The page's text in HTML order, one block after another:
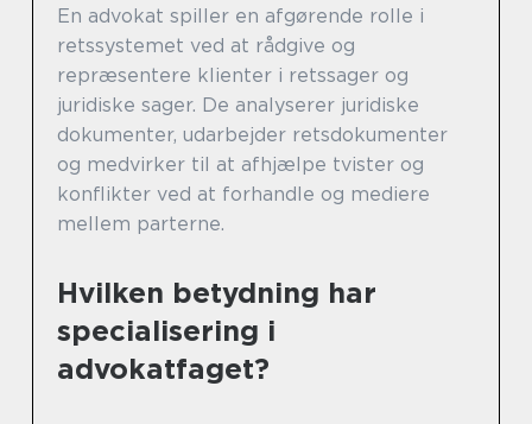
En advokat spiller en afgørende rolle i
retssystemet ved at rådgive og
repræsentere klienter i retssager og
juridiske sager. De analyserer juridiske
dokumenter, udarbejder retsdokumenter
og medvirker til at afhjælpe tvister og
konflikter ved at forhandle og mediere
mellem parterne.
Hvilken betydning har
specialisering i
advokatfaget?